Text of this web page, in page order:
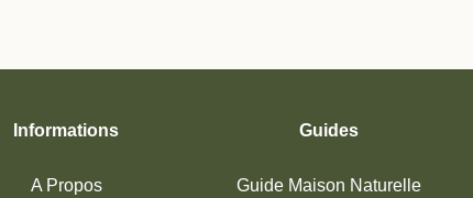
Informations
A Propos
Guides
Guide Maison Naturelle